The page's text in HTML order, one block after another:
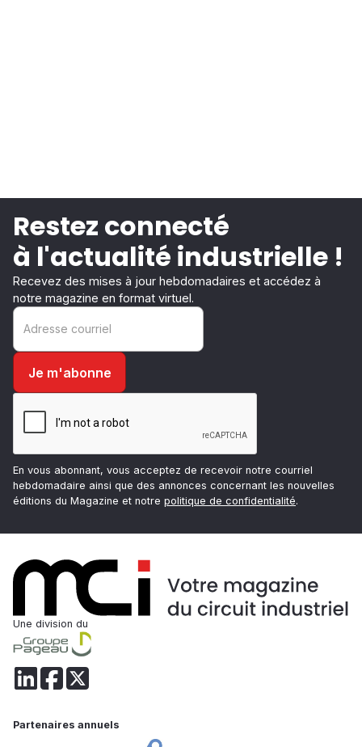
Restez connecté
à l'actualité industrielle !
Recevez des mises à jour hebdomadaires et accédez à
notre magazine en format virtuel.
En vous abonnant, vous acceptez de recevoir notre courriel
hebdomadaire ainsi que des annonces concernant les nouvelles
éditions du Magazine et notre politique de confidentialité.
Une division du
Partenaires annuels